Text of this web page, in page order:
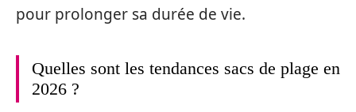
pour prolonger sa durée de vie.
Quelles sont les tendances sacs de plage en
2026 ?